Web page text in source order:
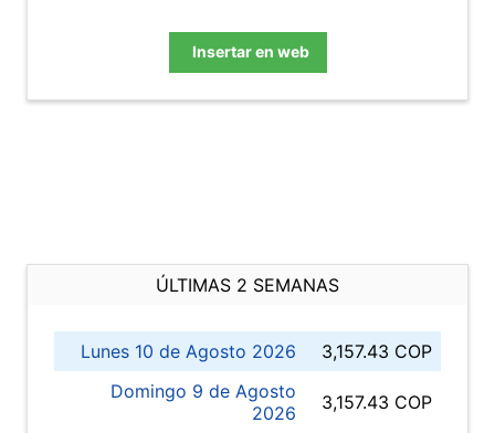
Insertar en web
ÚLTIMAS 2 SEMANAS
Lunes 10 de Agosto 2026
3,157.43 COP
Domingo 9 de Agosto
2026
3,157.43 COP